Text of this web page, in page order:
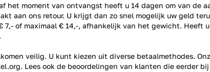
het moment van ontvangst heeft u 14 dagen om van de
aan ons retour. U krijgt dan zo snel mogelijk uw geld
7,- of maximaal € 14,-, afhankelijk van het gewicht. Heeft
veilig. U kunt kiezen uit diverse betaalmethodes.
Lees ook de beoordelingen van klanten die eerder